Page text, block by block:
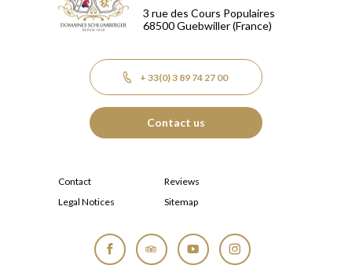
3 rue des Cours Populaires
68500Guebwiller(France)
+ 33(0) 3 89 74 27 00
Contact us
Contact
Reviews
Legal Notices
Sitemap